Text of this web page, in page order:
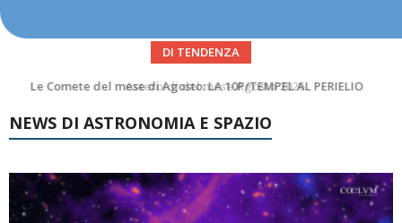
DI TENDENZA
Asteroidi del mese Agosto 2026
NEWS DI ASTRONOMIA E SPAZIO